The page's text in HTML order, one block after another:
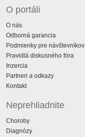
O portáli
O nás
Odborná garancia
Podmienky pre návštevníkov
Pravidlá diskusného fóra
Inzercia
Partneri a odkazy
Kontakt
Neprehliadnite
Choroby
Diagnózy